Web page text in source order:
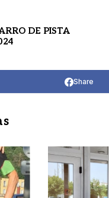
DE PISTA
Share